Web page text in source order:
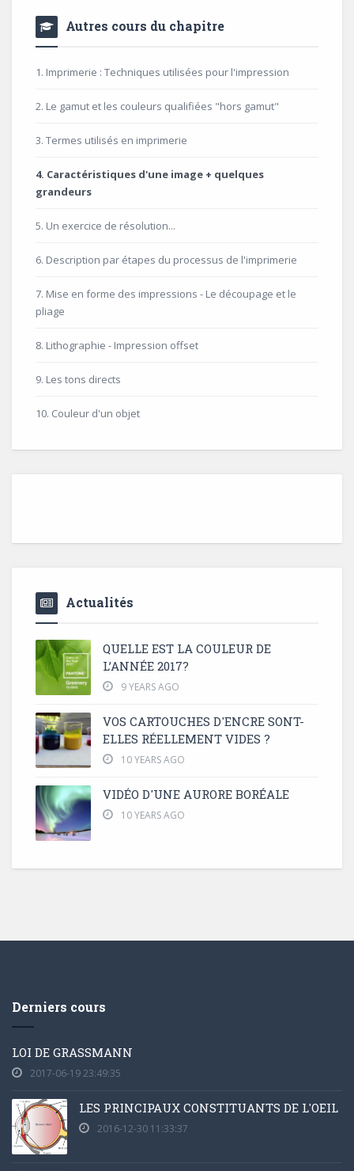
Autres cours du chapitre
1. Imprimerie : Techniques utilisées pour l'impression
2. Le gamut et les couleurs qualifiées "hors gamut"
3. Termes utilisés en imprimerie
4. Caractéristiques d'une image + quelques
grandeurs
5. Un exercice de résolution...
6. Description par étapes du processus de l'imprimerie
7. Mise en forme des impressions - Le découpage et le
pliage
8. Lithographie - Impression offset
9. Les tons directs
10. Couleur d'un objet
Actualités
QUELLE EST LA COULEUR DE
L’ANNÉE 2017?
9 YEARS AGO
VOS CARTOUCHES D'ENCRE SONT-
ELLES RÉELLEMENT VIDES ?
10 YEARS AGO
VIDÉO D'UNE AURORE BORÉALE
10 YEARS AGO
Derniers cours
LOI DE GRASSMANN
2017-06-19 23:49:35
LES PRINCIPAUX CONSTITUANTS DE L'OEIL
2016-12-30 11:33:37